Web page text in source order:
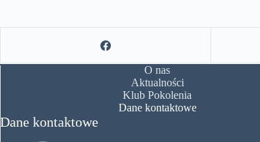
O nas
Aktualności
Klub Pokolenia
Dane kontaktowe
Dane kontaktowe